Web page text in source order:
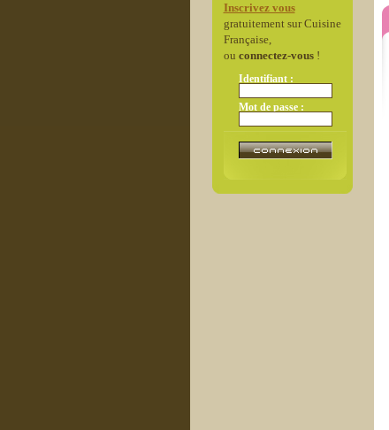
Inscrivez vous
gratuitement sur Cuisine
Française,
ou connectez-vous!
Identifiant :
Mot de passe :